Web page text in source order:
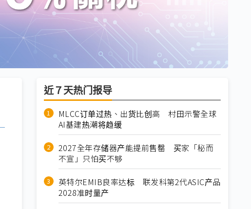
近７天热门报导
MLCC订单过热、出货比创高 村田示警全球
AI基建热潮将趋缓
2027全年存储器产能提前售罄 买家「秘而
不宣」只怕买不够
英特尔EMIB良率达标 联发科第2代ASIC产品
2028准时量产